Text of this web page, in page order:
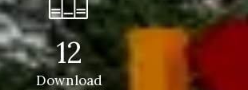
12
Download